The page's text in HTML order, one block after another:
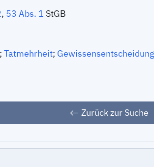
, 53 Abs. 1 StGB
;Tatmehrheit; Gewissensentscheidung
Zurück zur Suche